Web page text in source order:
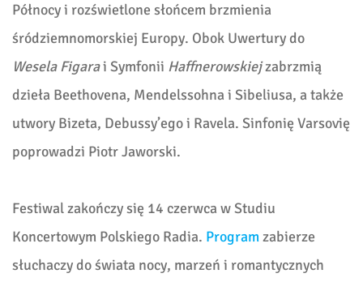
Północy i rozświetlone słońcem brzmienia
śródziemnomorskiej Europy. Obok Uwertury do
Wesela Figarai Symfonii Haffnerowskiejzabrzmią
dzieła Beethovena, Mendelssohna i Sibeliusa, a także
utwory Bizeta, Debussy’ego i Ravela. Sinfonię Varsovię
poprowadzi Piotr Jaworski.
Festiwal zakończy się 14 czerwca w Studiu
Koncertowym Polskiego Radia. Programzabierze
słuchaczy do świata nocy, marzeń i romantycznych